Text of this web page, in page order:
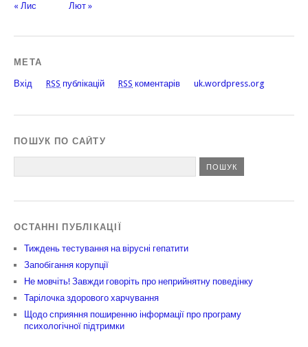
« Лис Лют »
МЕТА
Вхід RSS публікацій RSS коментарів uk.wordpress.org
ПОШУК ПО САЙТУ
ОСТАННІ ПУБЛІКАЦІЇ
Тиждень тестування на вірусні гепатити
Запобігання корупції
Не мовчіть! Завжди говоріть про неприйнятну поведінку
Тарілочка здорового харчування
Щодо сприяння поширенню інформації про програму
психологічної підтримки